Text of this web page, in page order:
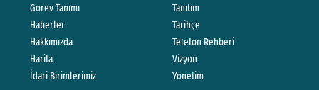
Görev Tanımı
Haberler
Hakkımızda
Harita
İdari Birimlerimiz
Tanıtım
Tarihçe
Telefon Rehberi
Vizyon
Yönetim